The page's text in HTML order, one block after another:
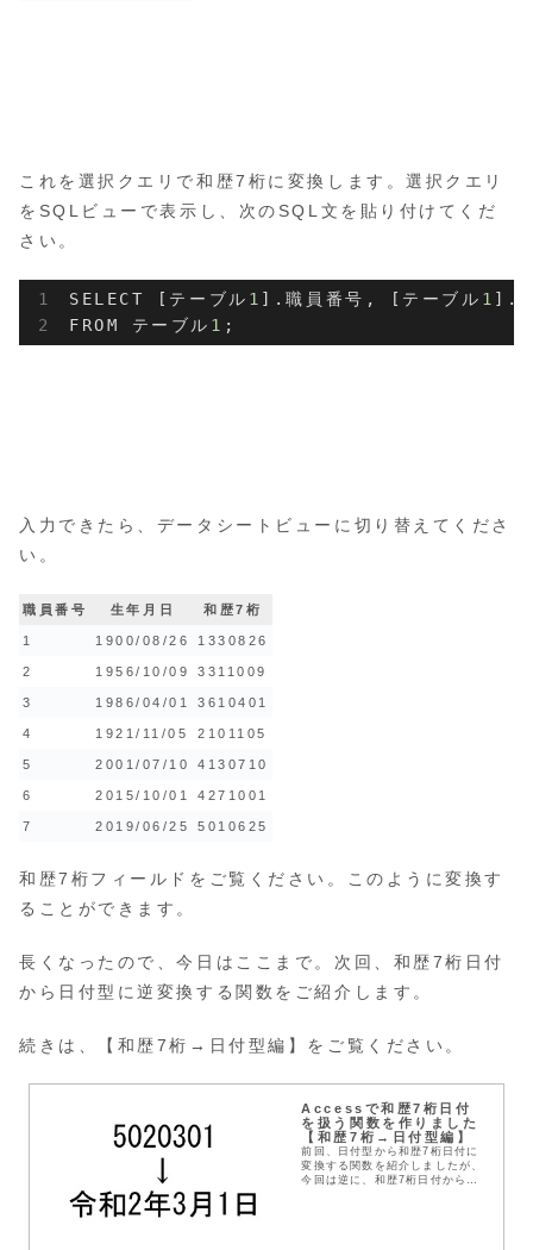
これを選択クエリで和歴7桁に変換します。選択クエリ
をSQLビューで表示し、次のSQL文を貼り付けてくだ
さい。
SELECT [テーブル 1 ].職員番号, [テーブル 1 ].
FROM テーブル 1 ;
入力できたら、データシートビューに切り替えてくださ
い。
職員番号 生年月日 和歴7桁
1 1900/08/26 1330826
2 1956/10/09 3311009
3 1986/04/01 3610401
4 1921/11/05 2101105
5 2001/07/10 4130710
6 2015/10/01 4271001
7 2019/06/25 5010625
和歴7桁フィールドをご覧ください。このように変換す
ることができます。
長くなったので、今日はここまで。次回、和歴7桁日付
から日付型に逆変換する関数をご紹介します。
続きは、【和歴7桁→日付型編】をご覧ください。
Accessで和歴7桁日付
を扱う関数を作りました
【和歴7桁→日付型編】
前回、日付型から和歴7桁日付に
変換する関数を紹介しましたが、
今回は逆に、和歴7桁日付から日